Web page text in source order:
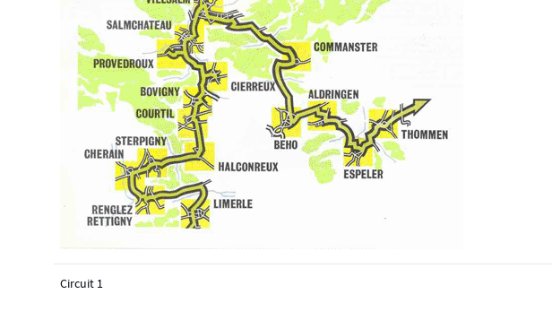
Circuit 1